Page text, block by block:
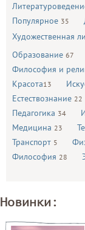
Популярное 35
Художественная
Образование 67
Философия и
Красота13
Естествознание 22
Педагогика 34
Медицина 23
Транспорт 5
Философия 28
Новинки: